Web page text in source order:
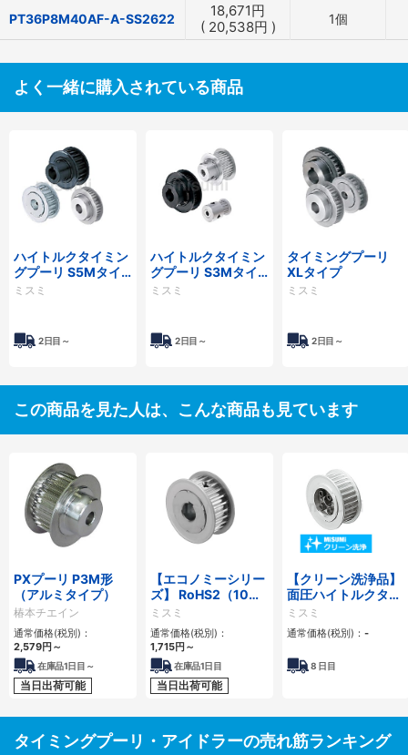
PT36P8M40AF-A-SS2622 18,671円
( 20,538円 ) 1個
よく一緒に購入されている商品
ハイトルクタイミン
グプーリ S5Mタイ
プ
ミスミ
2日目～
ハイトルクタイミン
グプーリ S3Mタイ
プ
ミスミ
2日目～
タイミングプーリ
XLタイプ
ミスミ
2日目～
この商品を見た人は、こんな商品も見ています
PXプーリ P3M形
（アルミタイプ）
椿本チエイン
通常価格(税別)：
2,579円 ～
在庫品1日目～
当日出荷可能
【エコノミーシリー
ズ】 RoHS2（10物
質）対応 タイミング
プーリ S8Mタイプ
ミスミ
通常価格(税別)：
1,715円 ～
在庫品1日目
当日出荷可能
【クリーン洗浄品】
面圧ハイトルクタイ
ミングプーリ S3Ｍ
タイプ-メカロック
スタンダード組込
ミスミ
通常価格(税別)： -
8 日目
タイミングプーリ・アイドラーの売れ筋ランキング